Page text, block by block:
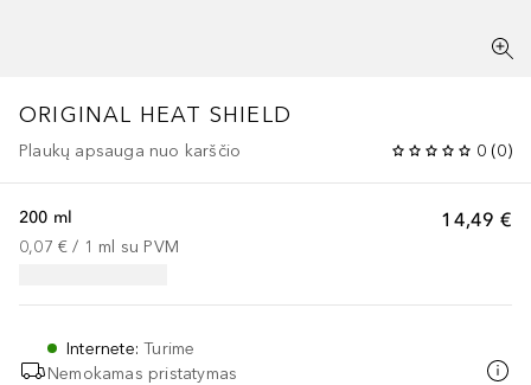
ORIGINAL HEAT SHIELD
Plaukų apsauga nuo karščio 0 (0)
14,49 €
200 ml
0,07 € / 1 ml su PVM
Internete:Turime
Nemokamas pristatymas